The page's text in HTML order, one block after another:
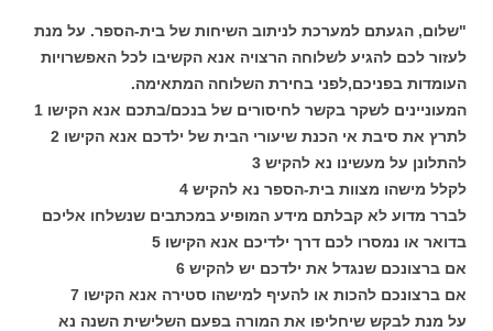
"שלום, הגעתם למערכת לניתוב השיחות של בית-הספר. על מנת
לעזור לכם להגיע לשלוחה הרצויה אנא הקשיבו לכל האפשרויות
העומדות בפניכם,לפני בחירת השלוחה המתאימה.
המעוניינים לשקר בקשר לחיסורים של בנכם/בתכם אנא הקישו 1
לתרץ את סיבת אי הכנת שיעורי הבית של ילדכם אנא הקישו 2
להתלונן על מעשינו נא להקיש 3
לקלל מישהו מצוות בית-הספר נא להקיש 4
לברר מדוע לא קבלתם מידע המופיע במכתבים שנשלחו אליכם
בדואר או נמסרו לכם דרך ילדיכם אנא הקישו 5
אם ברצונכם שנגדל את ילדכם יש להקיש 6
אם ברצונכם להכות או להעיף למישהו סטירה אנא הקישו 7
על מנת לבקש שיחליפו את המורה בפעם השלישית השנה נא